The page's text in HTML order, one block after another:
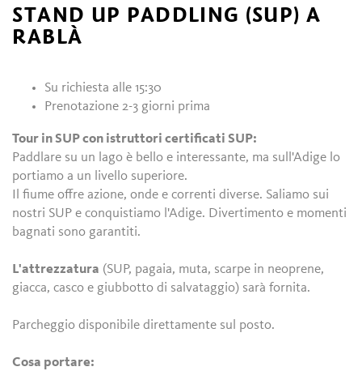
STAND UP PADDLING (SUP) A
RABLÀ
Su richiesta alle 15:30
Prenotazione 2-3 giorni prima
Tour in SUP con istruttori certificati SUP:
Paddlare su un lago è bello e interessante, ma sull'Adige lo
portiamo a un livello superiore.
Il fiume offre azione, onde e correnti diverse. Saliamo sui
nostri SUP e conquistiamo l'Adige. Divertimento e momenti
bagnati sono garantiti.
L'attrezzatura (SUP, pagaia, muta, scarpe in neoprene,
giacca, casco e giubbotto di salvataggio) sarà fornita.
Parcheggio disponibile direttamente sul posto.
Cosa portare: